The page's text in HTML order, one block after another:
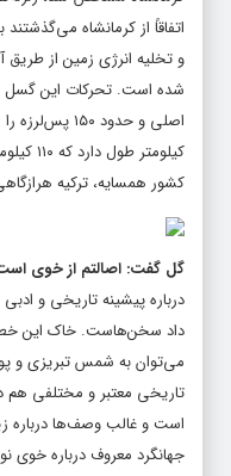
اتفاقاً از کرمانشاه
و تخلیه انرژی زمین از
شده است. تحرکات این گسل
کشور همسایه، ترکیه
گل گفت: اصالتم از خوی
درباره پیشینه تاریخی و
داد سخن‌هاست. خاک این خطه
می‌توان به شمس تبریزی و
تاریخی معتبر و مختلفی هم
است و غالب وصف‌ها درباره
جهانگرد معروف درباره خوی